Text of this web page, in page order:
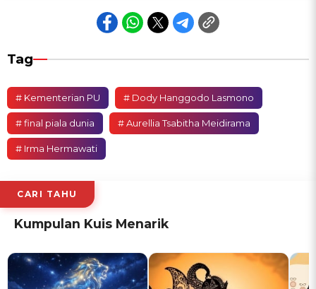
Tag
# Kementerian PU # Dody Hanggodo Lasmono
# final piala dunia # Aurellia Tsabitha Meidirama
# Irma Hermawati
CARI TAHU
Kumpulan Kuis Menarik